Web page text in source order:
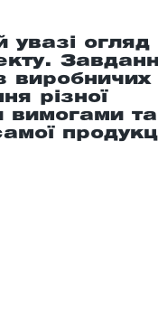
увазі огляд
виробничих
різної
вимогами та